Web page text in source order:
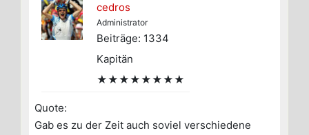
cedros
Administrator
Beiträge: 1334
Kapitän
★★★★★★★★
Quote:
Gab es zu der Zeit auch soviel verschiedene